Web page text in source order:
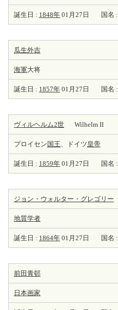
誕生日 : 1848年 01月27日 国名 :
瓜生外吉
海軍大将
誕生日 : 1857年 01月27日 国名 :
ヴィルヘルム2世 Wilhelm II
プロイセン 国王、ドイツ皇帝
誕生日 : 1859年 01月27日 国名 :
ジョン・ウォルター・グレゴリー
地質学者
誕生日 : 1864年 01月27日 国名 :
前田青邨
日本画家